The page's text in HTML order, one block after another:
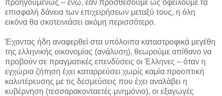
προηγουμένως – ενώ, εάν προσθέσουμε ως οφείλουμε τα
επισφαλή δάνεια των επιχειρήσεων μεταξύ τους, η όλη
εικόνα θα σκοτεινιάσει ακόμη περισσότερο.
Έχοντας ήδη αναφερθεί στα υπόλοιπα καταστροφικά μεγέθη
της ελληνικής οικονομίας (ανάλυση), θεωρούμε απίθανο να
προβούν σε πραγματικές επενδύσεις οι Έλληνες – όταν η
εγχώρια ζήτηση έχει καταρρεύσει χωρίς καμία προοπτική
καλυτέρευσης με τις δεσμεύσεις που έχει αναλάβει η
κυβέρνηση (τεσσαρακονταετές μνημόνιο), οι εξαγωγές